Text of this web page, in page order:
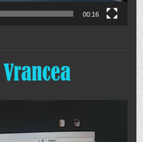
00:16